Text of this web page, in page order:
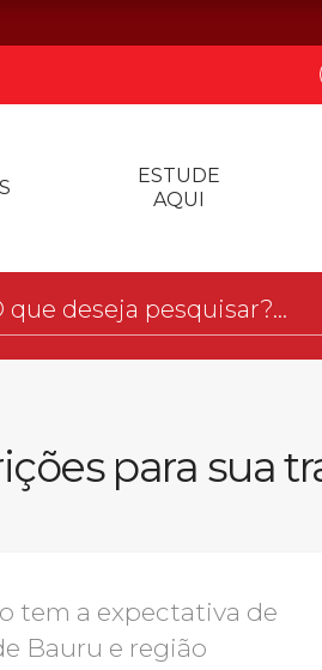
ESTUDE
AQUI
para sua
tem a expectativa de
Bauru e região